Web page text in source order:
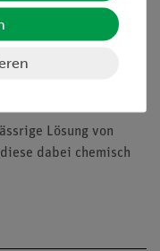
sichtbar
Lösung von
dabei chemisch